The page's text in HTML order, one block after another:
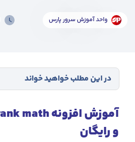
واحد آموزش سرور پارس
در این مطلب خواهید خواند
و رایگان